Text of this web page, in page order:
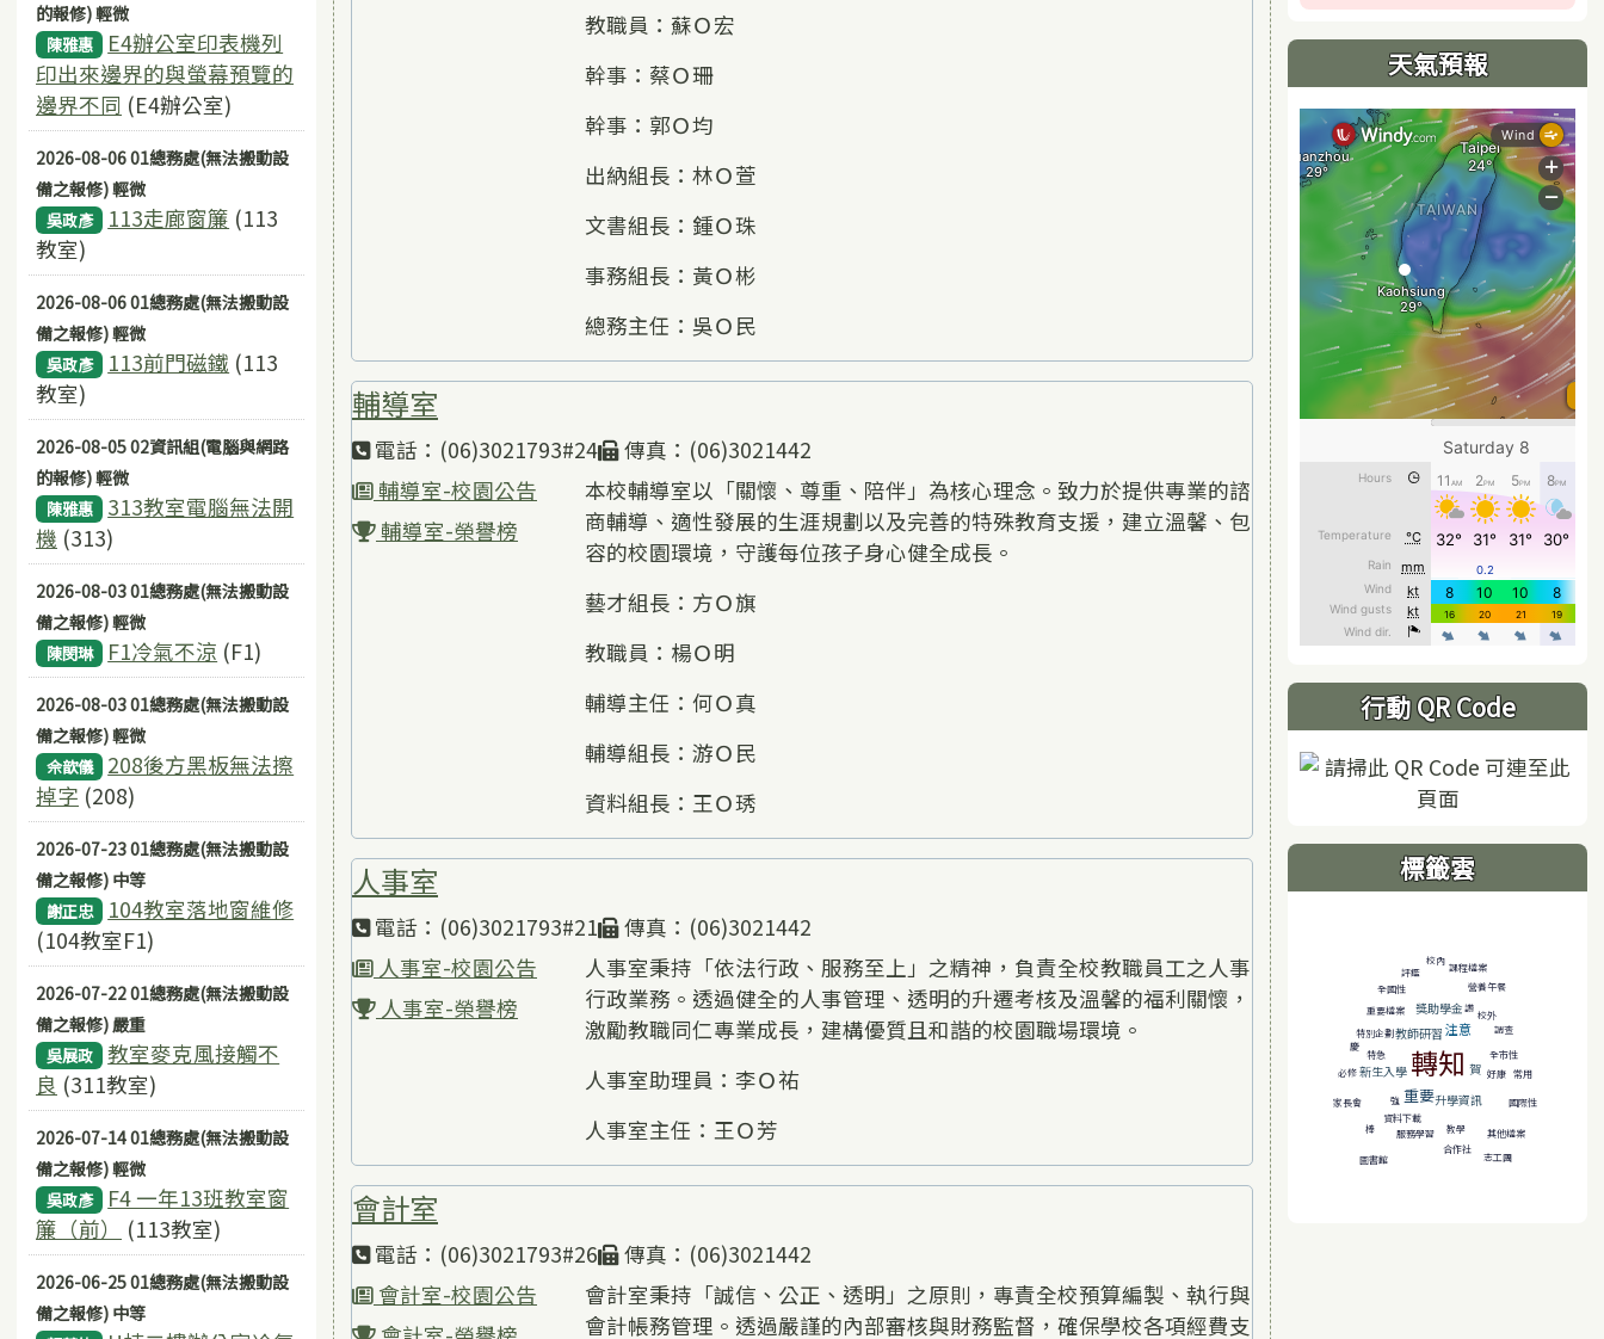
的報修) 輕微
陳雅惠
E4辦公室印表機列
印出來邊界的與螢幕預覽的
邊界不同 (E4辦公室)
2026-08-06 01總務處(無法搬動設
備之報修) 輕微
吳政彥 113走廊窗簾 (113
教室)
2026-08-06 01總務處(無法搬動設
備之報修) 輕微
吳政彥 113前門磁鐵 (113
教室)
2026-08-05 02資訊組(電腦與網路
的報修) 輕微
陳雅惠
313教室電腦無法開
機 (313)
2026-08-03 01總務處(無法搬動設
備之報修) 輕微
陳閔琳 F1冷氣不涼 (F1)
2026-08-03 01總務處(無法搬動設
備之報修) 輕微
佘歆儀
208後方黑板無法擦
掉字 (208)
2026-07-23 01總務處(無法搬動設
備之報修) 中等
謝正忠
104教室落地窗維修
(104教室F1)
2026-07-22 01總務處(無法搬動設
備之報修) 嚴重
吳展政
教室麥克風接觸不
良 (311教室)
2026-07-14 01總務處(無法搬動設
備之報修) 輕微
吳政彥
F4 一年13班教室窗
簾（前）
(113教室)
2026-06-25 01總務處(無法搬動設
備之報修) 中等
教職員：蘇Ｏ宏
幹事：蔡Ｏ珊
幹事：郭Ｏ均
出納組長：林Ｏ萱
文書組長：鍾Ｏ珠
事務組長：黃Ｏ彬
總務主任：吳Ｏ民
輔導室
電話：(06)3021793#24
傳真：(06)3021442
輔導室-校園公告
輔導室-榮譽榜
本校輔導室以「關懷、尊重、陪伴」為核心理念。致力於提供專業的諮
商輔導、適性發展的生涯規劃以及完善的特殊教育支援，建立溫馨、包
容的校園環境，守護每位孩子身心健全成長。
藝才組長：方Ｏ旗
教職員：楊Ｏ明
輔導主任：何Ｏ真
輔導組長：游Ｏ民
資料組長：王Ｏ琇
人事室
電話：(06)3021793#21
傳真：(06)3021442
人事室-校園公告
人事室-榮譽榜
人事室秉持「依法行政、服務至上」之精神，負責全校教職員工之人事
行政業務。透過健全的人事管理、透明的升遷考核及溫馨的福利關懷，
激勵教職同仁專業成長，建構優質且和諧的校園職場環境。
人事室助理員：李Ｏ祐
人事室主任：王Ｏ芳
會計室
電話：(06)3021793#26
傳真：(06)3021442
會計室-校園公告
會計室秉持「誠信、公正、透明」之原則，專責全校預算編製、執行與
會計帳務管理。透過嚴謹的內部審核與財務監督，確保學校各項經費支
天氣預報
行動 QR Code
標籤雲
評鑑
校內
課程檔案
獎助學金
營養午餐
特別企劃
重要檔案
全國性
慶
教師研習
轉知
注意
讚
校外
調查
必修新生入學
特急
賀
重要
好康
全市性
常用
家長會
棒
資料下載
強 升學資訊 國際性
服務學習
圖書館
合作社
教學
其他檔案
志工團